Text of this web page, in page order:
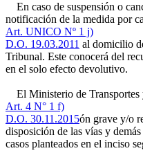
En caso de suspensión o
notificación de la medida por
Art. UNICO Nº 1 j)
D.O. 19.03.2011 al domicilio
Tribunal. Este conocerá del
en el solo efecto devolutivo.
El Ministerio de Transportes
Art. 4 N° 1 f)
D.O. 30.11.2015ón grave y/o
disposición de las vías y
casos planteados en el inciso